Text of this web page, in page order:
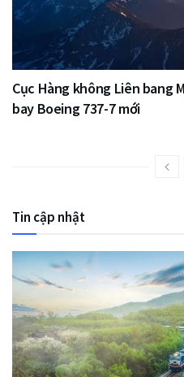
Cục Hàng không Liên bang
bay Boeing 737-7 mới
Tin cập nhật